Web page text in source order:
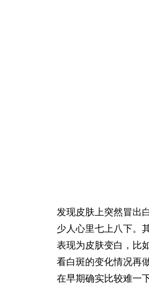
发现皮肤上突然冒出
少人心里七上八下。
表现为皮肤变白，比
看白斑的变化情况再
在早期确实比较难一